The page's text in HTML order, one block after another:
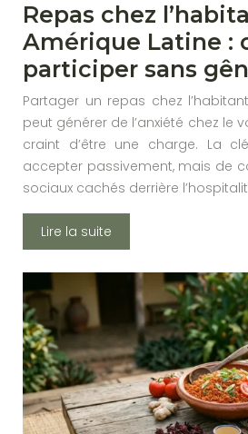
Repas chez
Amérique Latine :
participer sans
Partager un repas chez
peut générer de l’anxiété chez le
craint d’être une charge. La
accepter passivement, mais de
sociaux cachés derrière
Lire la suite